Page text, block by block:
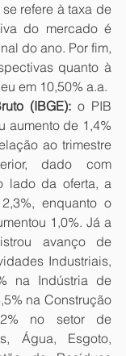
refere à taxa de
do mercado é
do ano. Por fim,
quanto à
em 10,50% a.a.
(IBGE): o PIB
aumento de 1,4%
ao trimestre
dado com
lado da oferta, a
enquanto o
1,0%. Já a
avanço de
Industriais,
na Indústria de
na Construção
no setor de
Água, Esgoto,